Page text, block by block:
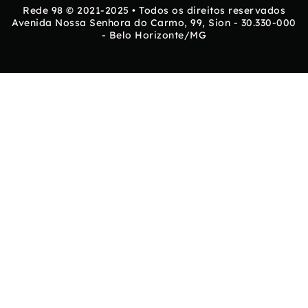
Rede 98 © 2021-2025 • Todos os direitos reservados
Avenida Nossa Senhora do Carmo, 99, Sion - 30.330-000
- Belo Horizonte/MG